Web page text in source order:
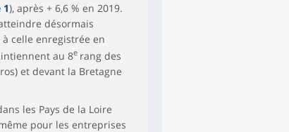
), après + 6,6 % en 2019.
désormais
celle enregistrée en
au 8e rang des
et devant la Bretagne
les Pays de la Loire
pour les entreprises